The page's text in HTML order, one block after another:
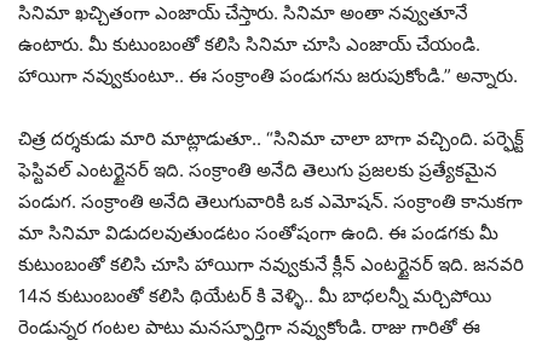
సినిమా ఖచ్చితంగా ఎంజాయ్ చేస్తారు. సినిమా అంతా నవ్వుతూనే
ఉంటారు. మీ కుటుంబంతో కలిసి సినిమా చూసి ఎంజాయ్ చేయండి.
హాయిగా నవ్వుకుంటూ.. ఈ సంక్రాంతి పండుగను జరుపుకోండి.” అన్నారు.
చిత్ర దర్శకుడు మారి మాట్లాడుతూ.. “సినిమా చాలా బాగా వచ్చింది. పర్ఫెక్ట్
ఫెస్టివల్ ఎంటర్టైనర్ ఇది. సంక్రాంతి అనేది తెలుగు ప్రజలకు ప్రత్యేకమైన
పండుగ. సంక్రాంతి అనేది తెలుగువారికి ఒక ఎమోషన్. సంక్రాంతి కానుకగా
మా సినిమా విడుదలవుతుండటం సంతోషంగా ఉంది. ఈ పండగకు మీ
కుటుంబంతో కలిసి చూసి హాయిగా నవ్వుకునే క్లీన్ ఎంటర్టైనర్ ఇది. జనవరి
14న కుటుంబంతో కలిసి థియేటర్ కి వెళ్ళి.. మీ బాధలన్నీ మర్చిపోయి
రెండున్నర గంటల పాటు మనస్ఫూర్తిగా నవ్వుకోండి. రాజు గారితో ఈ